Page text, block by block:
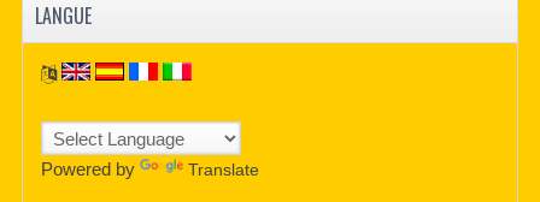
LANGUE
Powered by Translate